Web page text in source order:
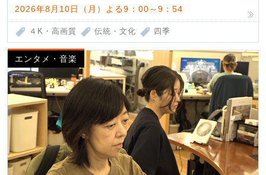
2026年8月10日（月）よる9：00～9：54
４K・高画質 伝統・文化 四季
エンタメ・音楽